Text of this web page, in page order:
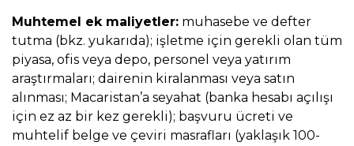
Muhtemel ek maliyetler: muhasebe ve defter
tutma (bkz. yukarıda); işletme için gerekli olan tüm
piyasa, ofis veya depo, personel veya yatırım
araştırmaları; dairenin kiralanması veya satın
alınması; Macaristan’a seyahat (banka hesabı açılışı
için ez az bir kez gerekli); başvuru ücreti ve
muhtelif belge ve çeviri masrafları (yaklaşık 100-